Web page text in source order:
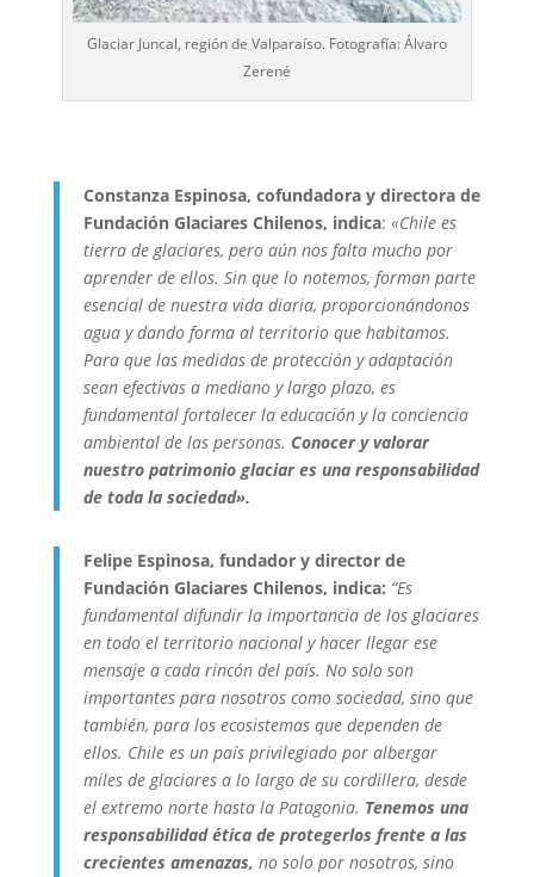
Glaciar Juncal, región de Valparaíso. Fotografía: Álvaro
Zerené
Constanza Espinosa, cofundadora y directora de
Fundación Glaciares Chilenos, indica: «Chile es
tierra de glaciares, pero aún nos falta mucho por
aprender de ellos. Sin que lo notemos, forman parte
esencial de nuestra vida diaria, proporcionándonos
agua y dando forma al territorio que habitamos.
Para que las medidas de protección y adaptación
sean efectivas a mediano y largo plazo, es
fundamental fortalecer la educación y la conciencia
ambiental de las personas. Conocer y valorar
nuestro patrimonio glaciar es una responsabilidad
de toda la sociedad».
Felipe Espinosa, fundador y director de
Fundación Glaciares Chilenos, indica: “Es
fundamental difundir la importancia de los glaciares
en todo el territorio nacional y hacer llegar ese
mensaje a cada rincón del país. No solo son
importantes para nosotros como sociedad, sino que
también, para los ecosistemas que dependen de
ellos. Chile es un país privilegiado por albergar
miles de glaciares a lo largo de su cordillera, desde
el extremo norte hasta la Patagonia. Tenemos una
responsabilidad ética de protegerlos frente a las
crecientes amenazas, no solo por nosotros, sino